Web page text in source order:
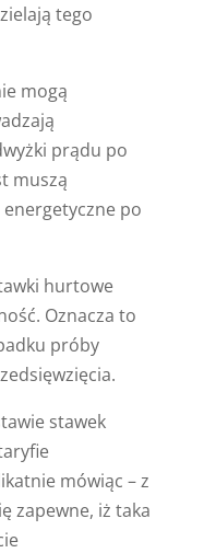
tego
mogą
prądu po
muszą
po
hurtowe
Oznacza to
próby
stawek
mówiąc – z
zapewne, iż taka